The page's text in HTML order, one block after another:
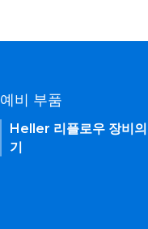
예비 부품
Heller 리플로우 장비
기